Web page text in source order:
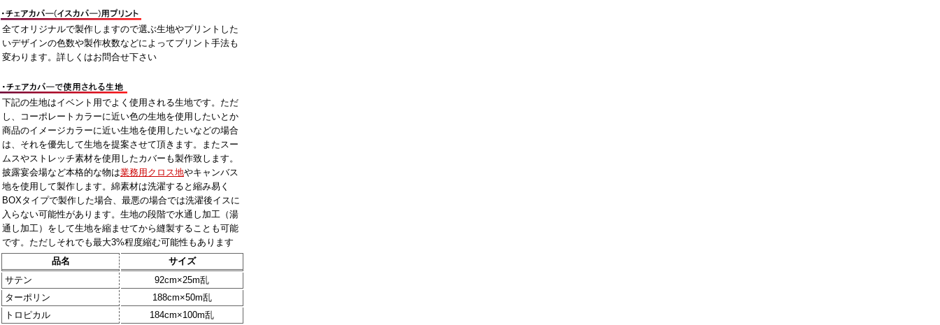
全てオリジナルで製作しますので選ぶ生地やプリントした
いデザインの色数や製作枚数などによってプリント手法も
変わります。詳しくはお問合せ下さい
下記の生地はイベント用でよく使用される生地です。ただ
し、コーポレートカラーに近い色の生地を使用したいとか
商品のイメージカラーに近い生地を使用したいなどの場合
は、それを優先して生地を提案させて頂きます。またスー
ムスやストレッチ素材を使用したカバーも製作致します。
披露宴会場など本格的な物は業務用クロス地やキャンバス
地を使用して製作します。綿素材は洗濯すると縮み易く
BOXタイプで製作した場合、最悪の場合では洗濯後イスに
入らない可能性があります。生地の段階で水通し加工（湯
通し加工）をして生地を縮ませてから縫製することも可能
です。ただしそれでも最大3%程度縮む可能性もあります
品名
サイズ
サテン
92cm×25m乱
ターポリン
188cm×50m乱
トロピカル
184cm×100m乱